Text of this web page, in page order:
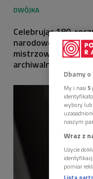
Celebrując 180.
narodowej epopei,
mistrzowskich
archiwalnych.
Dbamy
My i nasi 5
wybory lub
naszym
Wraz z
Użycie
pomiar
Lista